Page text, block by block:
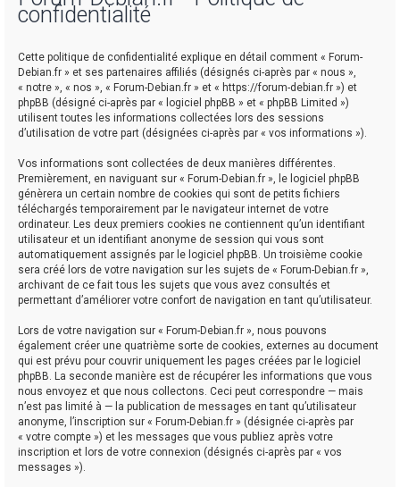
confidentialité
Cette politique de confidentialité explique en détail comment « Forum-
Debian.fr » et ses partenaires affiliés (désignés ci-après par « nous »,
« notre », « nos », « Forum-Debian.fr » et « https://forum-debian.fr ») et
phpBB (désigné ci-après par « logiciel phpBB » et « phpBB Limited »)
utilisent toutes les informations collectées lors des sessions
d’utilisation de votre part (désignées ci-après par « vos informations »).
Vos informations sont collectées de deux manières différentes.
Premièrement, en naviguant sur « Forum-Debian.fr », le logiciel phpBB
génèrera un certain nombre de cookies qui sont de petits fichiers
téléchargés temporairement par le navigateur internet de votre
ordinateur. Les deux premiers cookies ne contiennent qu’un identifiant
utilisateur et un identifiant anonyme de session qui vous sont
automatiquement assignés par le logiciel phpBB. Un troisième cookie
sera créé lors de votre navigation sur les sujets de « Forum-Debian.fr »,
archivant de ce fait tous les sujets que vous avez consultés et
permettant d’améliorer votre confort de navigation en tant qu’utilisateur.
Lors de votre navigation sur « Forum-Debian.fr », nous pouvons
également créer une quatrième sorte de cookies, externes au document
qui est prévu pour couvrir uniquement les pages créées par le logiciel
phpBB. La seconde manière est de récupérer les informations que vous
nous envoyez et que nous collectons. Ceci peut correspondre — mais
n’est pas limité à — la publication de messages en tant qu’utilisateur
anonyme, l’inscription sur « Forum-Debian.fr » (désignée ci-après par
« votre compte ») et les messages que vous publiez après votre
inscription et lors de votre connexion (désignés ci-après par « vos
messages »).